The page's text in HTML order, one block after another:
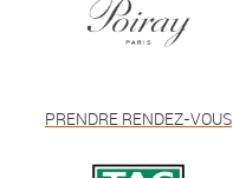
PRENDRE RENDEZ-VOUS